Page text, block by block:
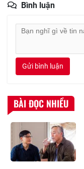
Bình luận
Gửi bình luận
BÀI ĐỌC NHIỀU